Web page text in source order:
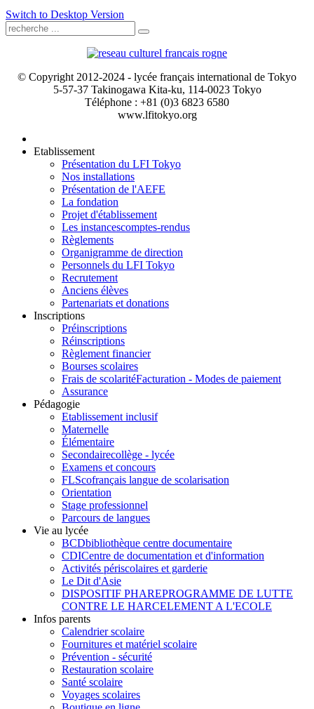
Switch to Desktop Version
© Copyright 2012-2024 - lycée français international de Tokyo
5-57-37 Takinogawa Kita-ku, 114-0023 Tokyo
Téléphone : +81 (0)3 6823 6580
www.lfitokyo.org
Etablissement
Présentation du LFI Tokyo
Nos installations
Présentation de l'AEFE
La fondation
Projet d'établissement
Les instancescomptes-rendus
Règlements
Organigramme de direction
Personnels du LFI Tokyo
Recrutement
Anciens élèves
Partenariats et donations
Inscriptions
Préinscriptions
Réinscriptions
Règlement financier
Bourses scolaires
Frais de scolaritéFacturation - Modes de paiement
Assurance
Pédagogie
Etablissement inclusif
Maternelle
Élémentaire
Secondairecollège - lycée
Examens et concours
FLScofrançais langue de scolarisation
Orientation
Stage professionnel
Parcours de langues
Vie au lycée
BCDbibliothèque centre documentaire
CDICentre de documentation et d'information
Activités périscolaires et garderie
Le Dit d'Asie
DISPOSITIF PHAREPROGRAMME DE LUTTE
CONTRE LE HARCELEMENT A L'ECOLE
Infos parents
Calendrier scolaire
Fournitures et matériel scolaire
Prévention - sécurité
Restauration scolaire
Santé scolaire
Voyages scolaires